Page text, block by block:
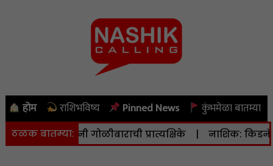
होम राशिभविष्य Pinned News कुंभमेळा बातम्या
ठळक बातम्या:
व मैदानी गोळीबाराची प्रात्यक्षिके | नाशिक: किडनॅपिंग